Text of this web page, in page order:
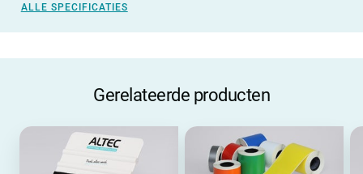
ALLE SPECIFICATIES
Gerelateerde producten